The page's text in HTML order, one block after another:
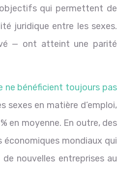
qui permettent de
juridique entre les sexes.
— ont atteint une parité
ne bénéficient toujours pas
sexes en matière d’emploi,
en moyenne. En outre, des
mondiaux qui
nouvelles entreprises au